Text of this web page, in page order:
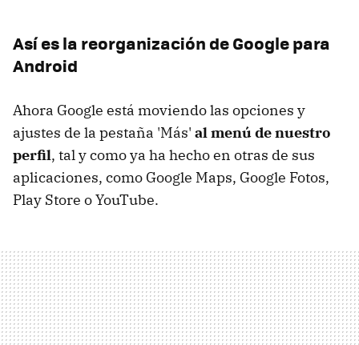
Así es la reorganización de Google para
Android
Ahora Google está moviendo las opciones y
ajustes de la pestaña 'Más' al menú de nuestro
perfil, tal y como ya ha hecho en otras de sus
aplicaciones, como Google Maps, Google Fotos,
Play Store o YouTube.